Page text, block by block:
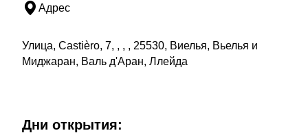
Адрес
Улица, Castièro, 7, , , , 25530, Виелья, Вьелья и
Миджаран, Валь д'Аран, Ллейда
Дни открытия: